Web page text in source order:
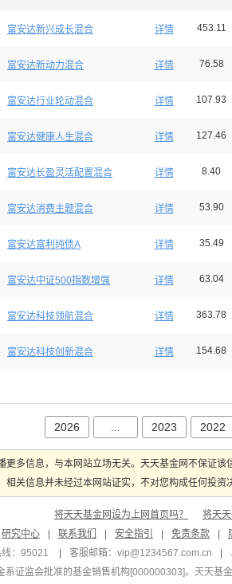
富安达新兴成长混合 详情 453.11
富安达新动力混合 详情 76.58
富安达行业轮动混合 详情 107.93
富安达健康人生混合 详情 127.46
富安达长盈灵活配置混合 详情 8.40
富安达消费主题混合 详情 53.90
富安达富利纯债A 详情 35.49
富安达中证500指数增强 详情 63.04
富安达科技领航混合 详情 363.78
富安达科技创新混合 详情 154.68
2026 2023 2022
多信息，与本网站立场无关。天天基金网不保证
关信息并未经过本网站证实，不对您构成任何投
将天天基金网设为上网首页吗？
将天
研究中心 联系我们 安全指引 免责条款
：95021
客服邮箱： vip@1234567.com.cn
系证监会批准的基金销售机构[000000303]。天天基